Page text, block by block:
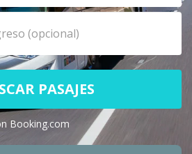
PASAJES
Booking.com